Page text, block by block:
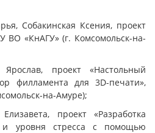
Собакинская Ксения, проект
ВО «КнАГУ» (г. Комсомольск-на-
проект «Настольный
филламента для 3D-печати»,
на-Амуре);
проект «Разработка
и уровня стресса с помощью